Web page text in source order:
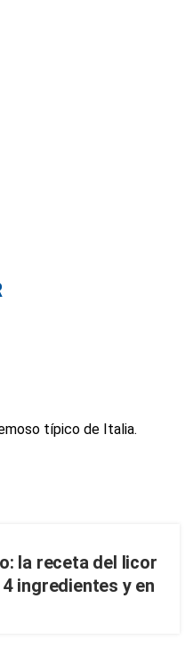
la receta del licor
ingredientes y en